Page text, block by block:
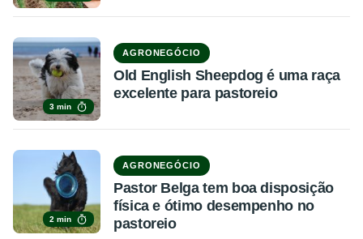
3 min
AGRONEGÓCIO
Old English Sheepdog é uma raça
excelente para pastoreio
2 min
AGRONEGÓCIO
Pastor Belga tem boa disposição
física e ótimo desempenho no
pastoreio